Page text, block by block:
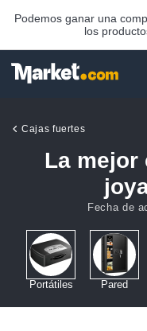
Podemos ganar una
los
Cajas fuertes
La mejor
Fecha de
Portátiles Pared